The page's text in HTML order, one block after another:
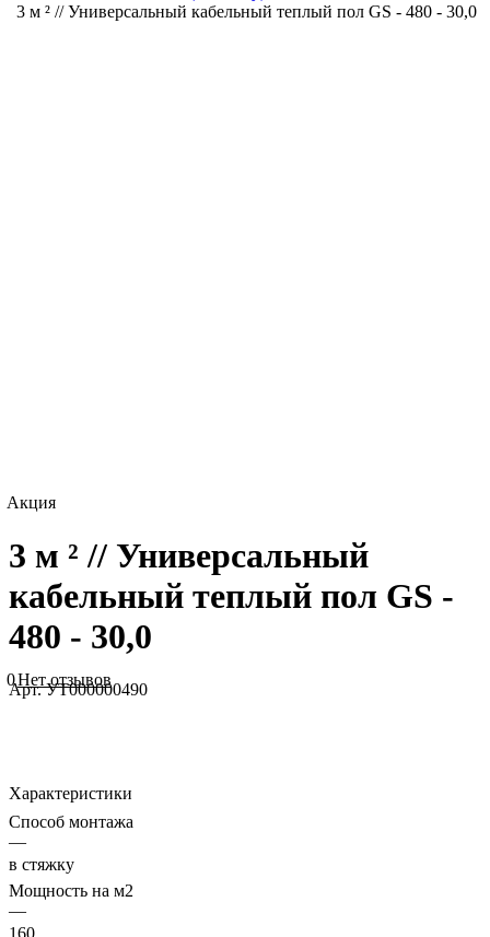
3 м ² // Универсальный кабельный теплый пол GS - 480 - 30,0
Акция
3 м ² // Универсальный
кабельный теплый пол GS -
480 - 30,0
0Нет отзывов
Арт.УТ000000490
Характеристики
Способ монтажа
—
в стяжку
Мощность на м2
—